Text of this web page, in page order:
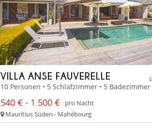
VILLA ANSE FAUVERELLE
10 Personen • 5 Schlafzimmer • 5 Badezimmer
540 € - 1 500 €
pro Nacht
Mauritius Süden - Mahébourg